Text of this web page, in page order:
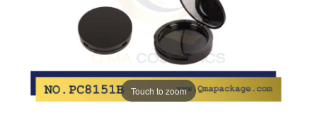
Touch to zoom